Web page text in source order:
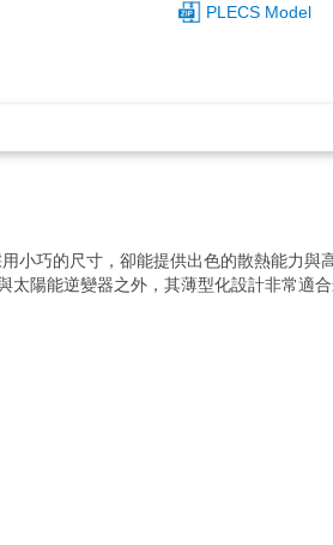
PLECS Model
小巧的尺寸，卻能提供出色的散熱能力
陽能逆變器之外，其薄型化設計非常適合